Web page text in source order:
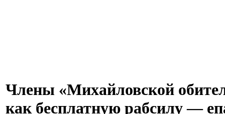
Члены «Михайловской
как бесплатную рабсилу —